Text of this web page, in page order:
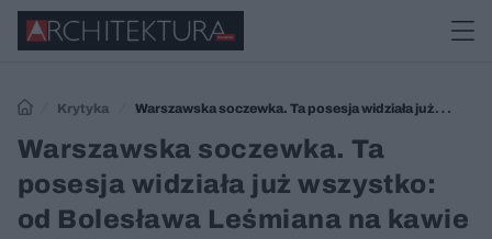
Krytyka
Warszawska soczewka. Ta posesja widziała już
wszystko: od Bolesława Leśmiana na kawie po łobuza z czerwoną racą
Warszawska soczewka. Ta
posesja widziała już wszystko:
od Bolesława Leśmiana na kawie